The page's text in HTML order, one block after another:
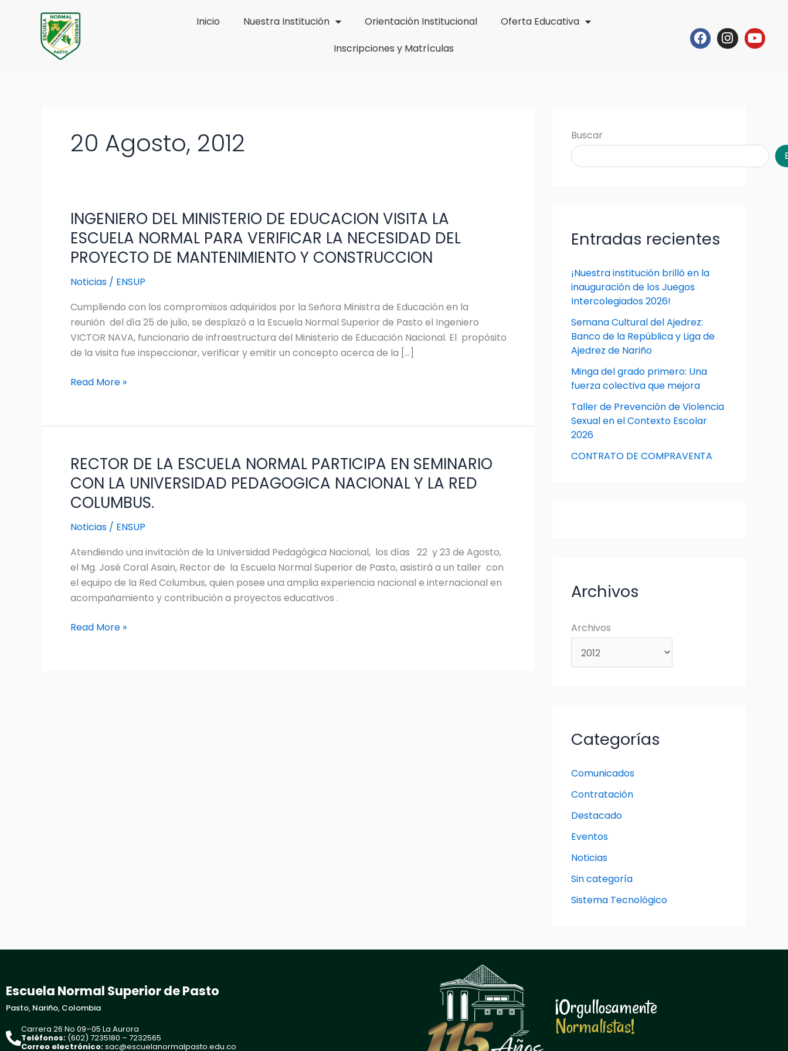
contenido
Inicio Nuestra Institución Orientación Institucional
Oferta Educativa
Inscripciones y Matrículas
Facebook
20 Agosto, 2012
INGENIERO DEL MINISTERIO DE EDUCACION VISITA LA
ESCUELA NORMAL PARA VERIFICAR LA NECESIDAD DEL
PROYECTO DE MANTENIMIENTO Y CONSTRUCCION
Noticias / ENSUP
Cumpliendo con los compromisos adquiridos por la Señora Ministra de Educación en la
reunión del día 25 de julio, se desplazó a la Escuela Normal Superior de Pasto el Ingeniero
VICTOR NAVA, funcionario de infraestructura del Ministerio de Educación Nacional. El propósito
de la visita fue inspeccionar, verificar y emitir un concepto acerca de la […]
INGENIERO
DEL
MINISTERIO
DE
EDUCACION
LA
ESCUELA
NORMAL
PARA
LA
PROYECTO
MANTENIMIENTO
Y
CONSTRUCCION
Read More »
RECTOR DE LA ESCUELA NORMAL PARTICIPA EN SEMINARIO
CON LA UNIVERSIDAD PEDAGOGICA NACIONAL Y LA RED
COLUMBUS.
Noticias / ENSUP
Atendiendo una invitación de la Universidad Pedagógica Nacional, los días 22 y 23 de Agosto,
el Mg. José Coral Asain, Rector de la Escuela Normal Superior de Pasto, asistirá a un taller con
el equipo de la Red Columbus, quien posee una amplia experiencia nacional e internacional en
acompañamiento y contribución a proyectos educativos .
RECTOR
DE
LA
ESCUELA
NORMAL
EN
SEMINARIO
CON
LA
PEDAGOGICA
Read More »
Buscar
Entradas recientes
¡Nuestra institución brilló en la
inauguración de los Juegos
Intercolegiados 2026!
Semana Cultural del Ajedrez:
Banco de la República y Liga de
Ajedrez de Nariño
Minga del grado primero: Una
fuerza colectiva que mejora
Taller de Prevención de Violencia
Sexual en el Contexto Escolar
2026
CONTRATO DE COMPRAVENTA
Archivos
Archivos
Categorías
Comunicados
Contratación
Destacado
Eventos
Noticias
Sin categoría
Sistema Tecnológico
Escuela Normal Superior de Pasto
Pasto, Nariño, Colombia
Carrera 26 No 09–05 La Aurora
Teléfonos: (602) 7235180 – 7232565
Correo electrónico:sac@escuelanormalpasto.edu.co
¡Orgullosamente
Normalistas!